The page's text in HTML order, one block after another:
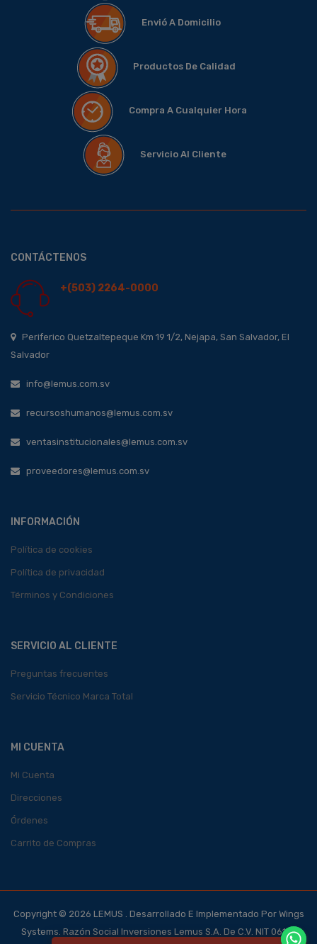
Envió A Domicilio
Productos De Calidad
Compra A Cualquier Hora
Servicio Al Cliente
CONTÁCTENOS
+(503) 2264-0000
Periferico Quetzaltepeque Km 19 1/2, Nejapa, San Salvador, El
Salvador
info@lemus.com.sv
recursoshumanos@lemus.com.sv
ventasinstitucionales@lemus.com.sv
proveedores@lemus.com.sv
INFORMACIÓN
Política de cookies
Política de privacidad
Términos y Condiciones
SERVICIO AL CLIENTE
Preguntas frecuentes
Servicio Técnico Marca Total
MI CUENTA
Mi Cuenta
Direcciones
Órdenes
Carrito de Compras
Copyright © 2026 LEMUS . Desarrollado E Implementado Por Wings
Systems. Razón Social Inversiones Lemus S.A. De C.V. NIT 0614-